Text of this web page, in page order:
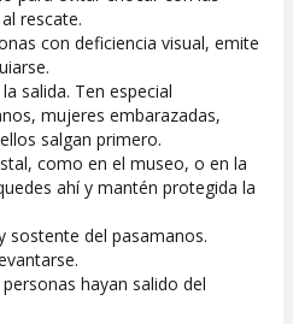
rescate.
con deficiencia visual, emite
salida. Ten especial
mujeres embarazadas,
salgan primero.
como en el museo, o en la
ahí y mantén protegida la
sostente del pasamanos.
hayan salido del